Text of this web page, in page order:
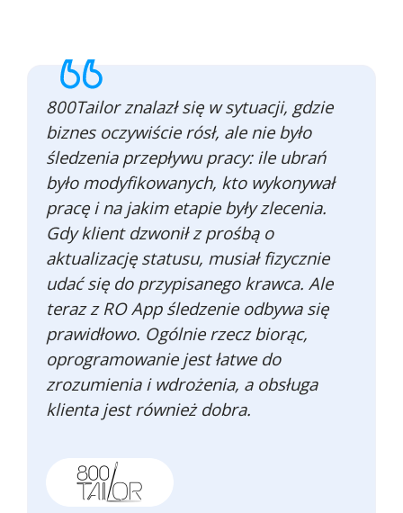
800Tailor znalazł się w sytuacji, gdzie
biznes oczywiście rósł, ale nie było
śledzenia przepływu pracy: ile ubrań
było modyfikowanych, kto wykonywał
pracę i na jakim etapie były zlecenia.
Gdy klient dzwonił z prośbą o
aktualizację statusu, musiał fizycznie
udać się do przypisanego krawca. Ale
teraz z RO App śledzenie odbywa się
prawidłowo. Ogólnie rzecz biorąc,
oprogramowanie jest łatwe do
zrozumienia i wdrożenia, a obsługa
klienta jest również dobra.